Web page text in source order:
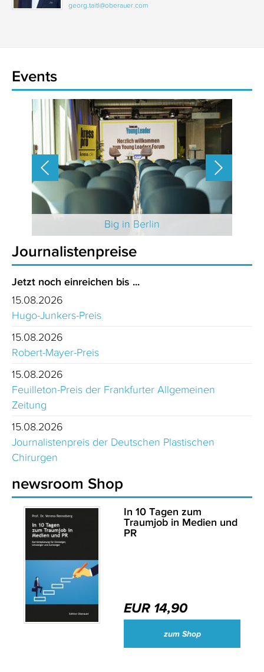
georg.taitl@oberauer.com
Events
Big in Berlin
Journalistenpreise
Jetzt noch einreichen bis ...
15.08.2026
Hugo-Junkers-Preis
15.08.2026
Robert-Mayer-Preis
15.08.2026
Feuilleton-Preis der Frankfurter Allgemeinen
Zeitung
15.08.2026
Journalistenpreis der Deutschen Plastischen
Chirurgen
newsroom Shop
In 10 Tagen zum
Traumjob in Medien und
PR
EUR 14,90
zum Shop